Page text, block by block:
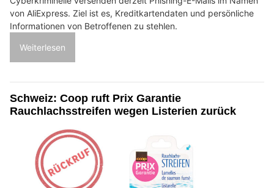
von AliExpress. Ziel ist es, Kreditkartendaten und persönliche
Informationen von Betroffenen zu stehlen.
Weiterlesen
Schweiz: Coop ruft Prix Garantie
Rauchlachsstreifen wegen Listerien zurück